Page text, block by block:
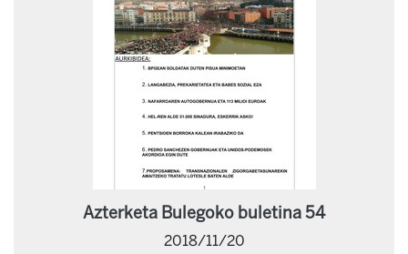
Azterketa Bulegoko buletina 54
2018/11/20